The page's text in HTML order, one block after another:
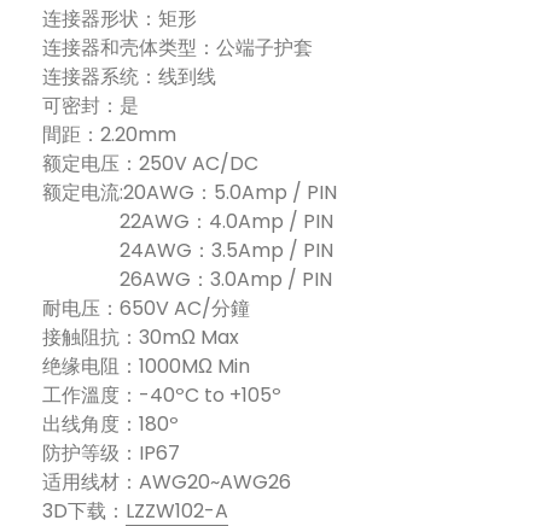
连接器形状：矩形
连接器和壳体类型：公端子护套
连接器系统：线到线
可密封：是
間距：2.20mm
额定电压：250V AC/DC
额定电流:20AWG：5.0Amp / PIN
22AWG：4.0Amp / PIN
24AWG：3.5Amp / PIN
26AWG：3.0Amp / PIN
耐电压：650V AC/分鐘
接触阻抗：30mΩ Max
绝缘电阻：1000MΩ Min
工作溫度：-40ºC to +105º
出线角度：180º
防护等级：IP67
适用线材：AWG20~AWG26
3D下载： LZZW102-A